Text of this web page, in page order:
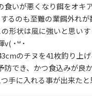
食いが悪くなり餌をオキ
るのも至難の業餌外れが
形状は風に強いと思い
˙꒳​˙
のチヌを41枚釣り上
防でき、かつ食込みが良
手に入れる事が出来たと